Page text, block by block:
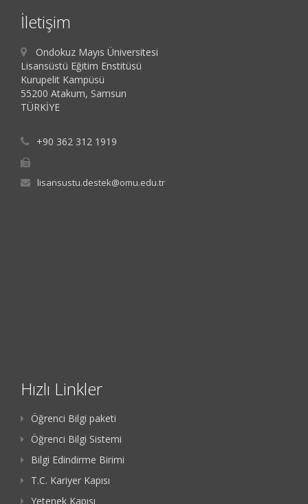
İletişim
Ondokuz Mayıs Üniversitesi
Lisansüstü Eğitim Enstitüsü
Kurupelit Kampüsü
55200 Atakum, Samsun
TÜRKİYE
+90 362 312 1919
lisansustu.destek@omu.edu.tr
Hızlı Linkler
Öğrenci Bilgi paketi
Öğrenci Bilgi Sistemi
Bilgi Edindirme Birimi
T.C. Kariyer Kapısı
Yetenek Kapısı